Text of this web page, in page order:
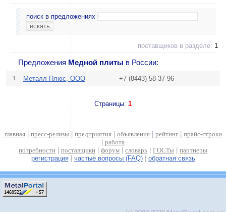
поиск в предложениях
поставщиков в разделе: 1
Предложения Медной плиты в России:
1. Металл Плюс, ООО +7 (8443) 58-37-96
Страницы: 1
главная| пресс-релизы | предприятия| объявления| рейтинг| прайс-строки
работа
потребности
поставщики форум словарь ГОСТы
партнеры
регистрация| частые вопросы (FAQ)| обратная связь